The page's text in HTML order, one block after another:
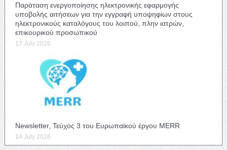
Παράταση ενεργοποίησης ηλεκτρονικής εφαρμογής
υποβολής αιτήσεων για την εγγραφή υποψηφίων στους
ηλεκτρονικούς καταλόγους του λοιπού, πλην ιατρών,
επικουρικού προσωπικού
17 July 2026
Newsletter, Τεύχος 3 του Ευρωπαϊκού έργου MERR
14 July 2026